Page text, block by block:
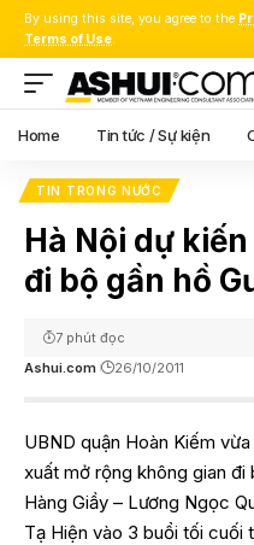
By using this site, you agree to the
Terms of Use.
Home Tin tức / Sự kiện
TIN TRONG NƯỚC
Hà Nội dự
đi bộ gần hồ
Ashui.com 26/10/2011
7 phút đọc
UBND quận Hoàn Kiếm
xuất mở rộng không gian
Hàng Giầy – Lương Ngọc
Tạ Hiện vào 3 buổi tối cuối